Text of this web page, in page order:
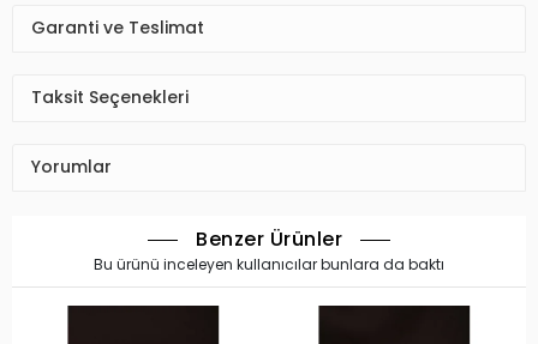
Garanti ve Teslimat
Taksit Seçenekleri
Yorumlar
Benzer Ürünler
Bu ürünü inceleyen kullanıcılar bunlara da baktı